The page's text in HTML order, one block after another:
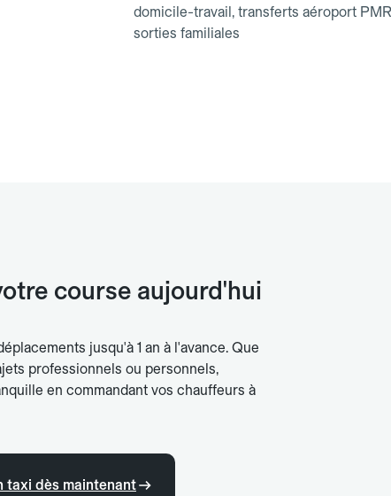
domicile-travail, transferts aéroport
sorties familiales
course aujourd'hui
jusqu'à 1 an à l'avance. Que
professionnels ou personnels,
en commandant vos chauffeurs à
taxi dès maintenant